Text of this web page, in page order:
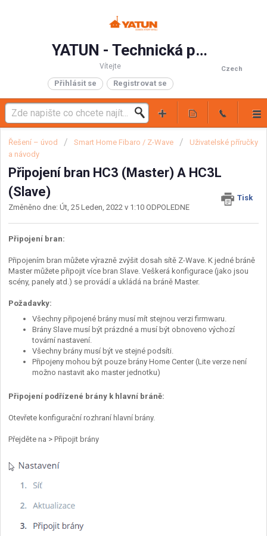
YATUN - Technická podpora
Czech
Vítejte
Přihlásit se Registrovat se
Řešení – úvod Smart Home Fibaro / Z-Wave
Uživatelské příručky
a návody
Připojení bran HC3 (Master) A HC3L
(Slave)
Tisk
Změněno dne: Út, 25 Leden, 2022 v 1:10 ODPOLEDNE
Připojení bran:
Připojením bran můžete výrazně zvýšit dosah sítě Z-Wave. K jedné bráně
Master můžete připojit více bran Slave. Veškerá konfigurace (jako jsou
scény, panely atd.) se provádí a ukládá na bráně Master.
Požadavky:
Všechny připojené brány musí mít stejnou verzi firmwaru.
Brány Slave musí být prázdné a musí být obnoveno výchozí
tovární nastavení.
Všechny brány musí být ve stejné podsíti.
Připojeny mohou být pouze brány Home Center (Lite verze není
možno nastavit ako master jednotku)
Připojení podřízené brány k hlavní bráně:
Otevřete konfigurační rozhraní hlavní brány.
Přejděte na > Připojit brány